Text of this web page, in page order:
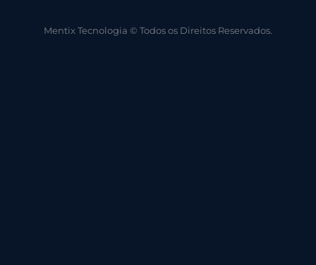
Mentix Tecnologia © Todos os Direitos Reservados.